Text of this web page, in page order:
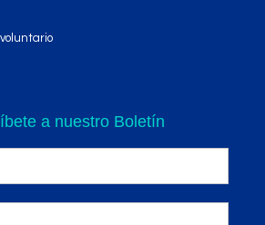
a nuestro Boletín